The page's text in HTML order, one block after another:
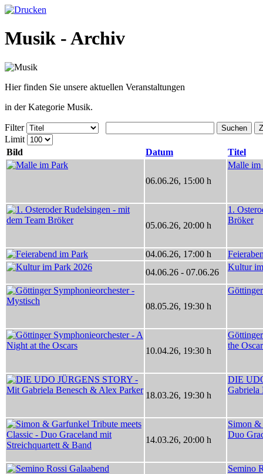
Musik - Archiv
Hier finden Sie unsere aktuellen Veranstaltungen
in der Kategorie Musik.
Filter Suchen
Limit
Bild
Datum Titel
06.06.26, 15:00 h
Malle im
05.06.26, 20:00 h
1.
Bröker
04.06.26, 17:00 h
04.06.26 - 07.06.26
Kultur
08.05.26, 19:30 h
10.04.26, 19:30 h
the
18.03.26, 19:30 h
DIE
Gabriela
14.03.26, 20:00 h
Simon &
Duo
Semino